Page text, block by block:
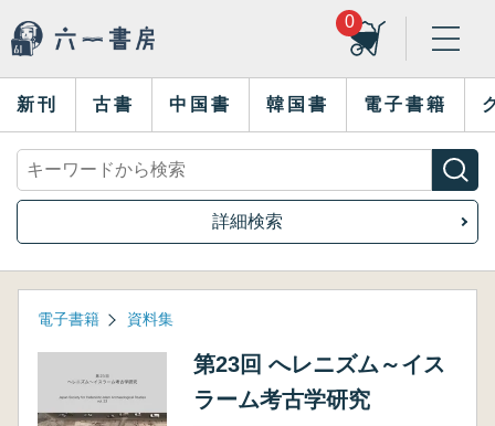
0
新刊 古書 中国書 韓国書 電子書籍
詳細検索
電子書籍 資料集
第23回 へレニズム～イス
ラーム考古学研究